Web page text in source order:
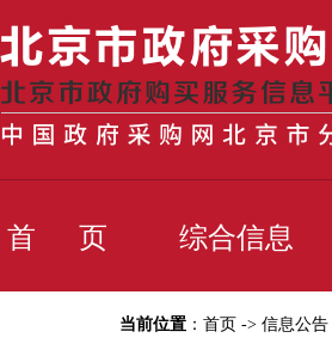
首 页 综合信息
当前位置 ： 首页 -> 信息公告